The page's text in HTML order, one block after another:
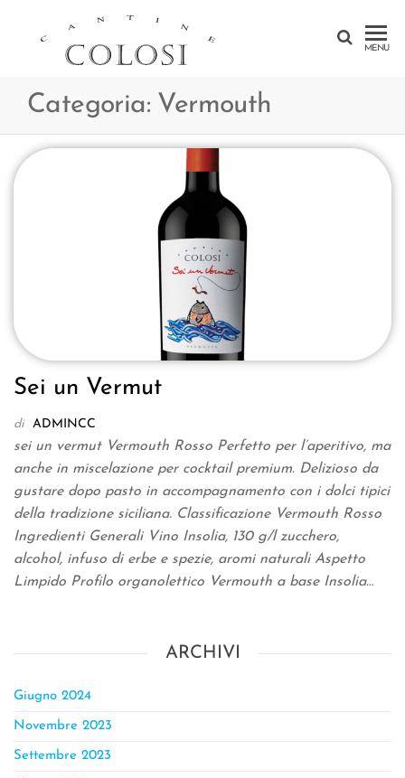
CANTINE
SICILY –
AEOLIAN
MENU
Categoria: Vermouth
Sei un Vermut
di ADMINCC
sei un vermut Vermouth Rosso Perfetto per l’aperitivo, ma
anche in miscelazione per cocktail premium. Delizioso da
gustare dopo pasto in accompagnamento con i dolci tipici
della tradizione siciliana. Classificazione Vermouth Rosso
Ingredienti Generali Vino Insolia, 130 g/l zucchero,
alcohol, infuso di erbe e spezie, aromi naturali Aspetto
Limpido Profilo organolettico Vermouth a base Insolia…
ARCHIVI
Giugno 2024
Novembre 2023
Settembre 2023